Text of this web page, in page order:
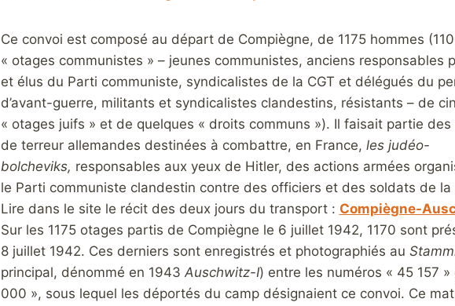
Ce convoi est composé au départ de Compiègne, de 1175 hommes
« otages communistes » – jeunes communistes, anciens responsables
et élus du Parti communiste, syndicalistes de la CGT et délégués du
d’avant-guerre, militants et syndicalistes clandestins, résistants – de
« otages juifs » et de quelques « droits communs »). Il faisait partie des
de terreur allemandes destinées à combattre, en France, les judéo-
bolcheviks, responsables aux yeux de Hitler, des actions armées
le Parti communiste clandestin contre des officiers et des soldats de la
Lire dans le site le récit des deux jours du transport : Compiègne-
Sur les 1175 otages partis de Compiègne le 6 juillet 1942, 1170 sont
8 juillet 1942. Ces derniers sont enregistrés et photographiés au
principal, dénommé en 1943 Auschwitz-I) entre les numéros « 45 157
000 », sous lequel les déportés du camp désignaient ce convoi. Ce